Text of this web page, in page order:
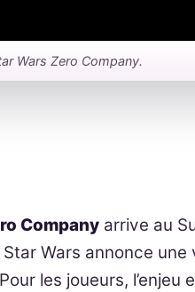
Wars Zero Company.
Company arrive au
Wars annonce une
les joueurs, l’enjeu